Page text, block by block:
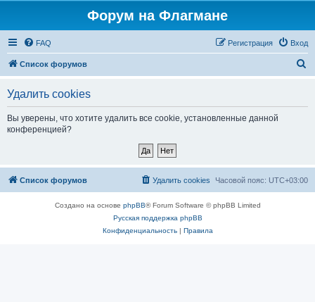
Форум на Флагмане
FAQ Вход
Регистрация
Список форумов
Удалить cookies
Вы уверены, что хотите удалить все cookie, установленные данной
конференцией?
Список форумов Часовой пояс: UTC+03:00
Удалить cookies
Создано на основе phpBB® Forum Software © phpBB Limited
Русская поддержка phpBB
Конфиденциальность| Правила